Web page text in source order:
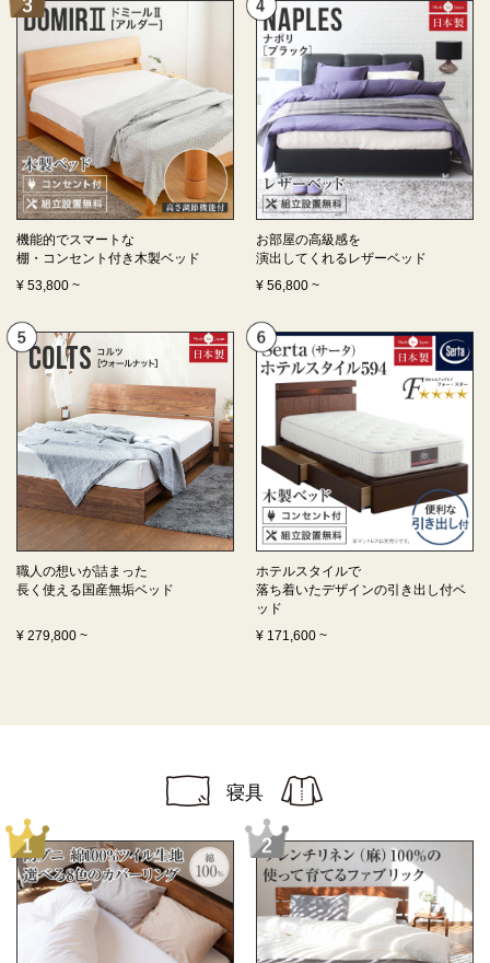
機能的でスマートな
棚・コンセント付き木製ベッド
¥ 53,800 ~
お部屋の高級感を
演出してくれるレザーベッド
¥ 56,800 ~
職人の想いが詰まった
長く使える 国産無垢ベッド
¥ 279,800 ~
ホテルスタイルで
落ち着いたデザインの引き出し付ベ
ッド
¥ 171,600 ~
寝具